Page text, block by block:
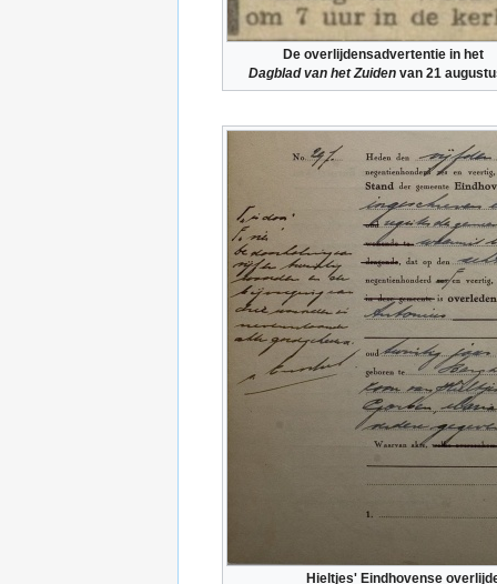
De overlijdensadvertentie in het
Dagblad van het Zuiden van 21
Hieltjes' Eindhovense